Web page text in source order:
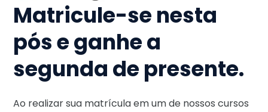
Matricule-se nesta
pós e ganhe a
segunda de presente.
Ao realizar sua matrícula em um de nossos cursos